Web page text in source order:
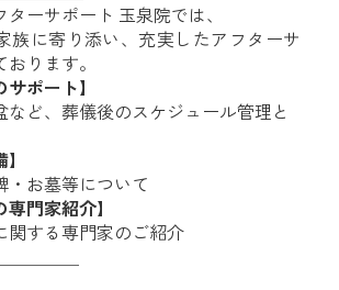
ーサポート 玉泉院では、
族に寄り添い、充実したアフターサ
ります。
サポート】
など、葬儀後のスケジュール管理と
・お墓等について
専門家紹介】
関する専門家のご紹介